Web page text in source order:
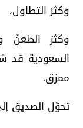
وكثرَ التطاول،
وكثرَ الطعنُ
السعودية قد
ممزق.
تحوّل الصديق